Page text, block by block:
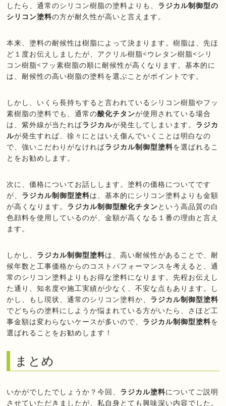
したら、通常のシリコン樹脂の塗料よりも、 ラジカル制御型の
シリコン塗料の方が耐久性が高いと言えます。
本来、塗料の耐候性は樹脂によって決まります。樹脂は、先ほ
ど１度お伝えしましたが、アクリル樹脂<ウレタン樹脂<シリ
コン樹脂<フッ素樹脂の順に耐候性が高くなります。基本的に
は、耐候性の高い樹脂の塗料を選ぶことがポイントです。
しかし、いくら長持ちすると言われているシリコン樹脂やフッ
素樹脂の塗料でも、通常の酸化チタンが使用されている場合
は、紫外線が当たればラジカルが発生してしまいます。 ラジカ
ルが発生すれば、徐々にとはいえ傷んでいくことは明白なの
で、強いこだわりがなければラジカル制御型塗料を選ばれるこ
とをお勧めします。
次に、価格についてお話しします。塗料の価格についてです
が、 ラジカル制御型塗料は、基本的にシリコン塗料よりも金額
が高くなります。 ラジカル制御型酸化チタンという高品質の白
色顔料を使用しているのが、金額が高くなる１番の理由と言え
ます。
しかし、 ラジカル制御型塗料は、高い耐候性があることで、耐
候年数と工事価格からのコストパフォーマンスを考えると、通
常のシリコン塗料よりもお得な塗料になります。先程お伝えし
た通り、知名度や施工実績が少なく、不安な点もあります。し
かし、もし現状、通常のシリコン塗料か、 ラジカル制御型塗料
でどちらの塗料にしようか悩まれている方がいたら、さほど工
事金額は変わらないケースが多いので、 ラジカル制御型塗料を
選ばれることをお勧めします！
まとめ
いかがでしたでしょうか？今回、 ラジカル塗料についてご説明
させていただきましたが、私自身とても興味深い内容でした。